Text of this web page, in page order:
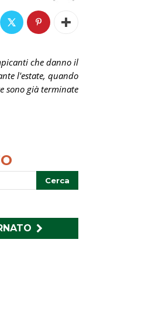
che danno il
l'estate, quando
sono già terminate